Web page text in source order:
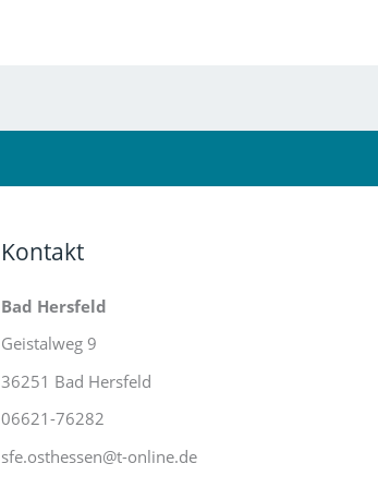
Kontakt
Bad Hersfeld
Geistalweg 9
36251 Bad Hersfeld
06621-76282
sfe.osthessen@t-online.de